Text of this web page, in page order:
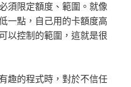
須限定額度、範圍。就像
一點，自己用的卡額度高
以控制的範圍，這就是很
趣的程式時，對於不信任